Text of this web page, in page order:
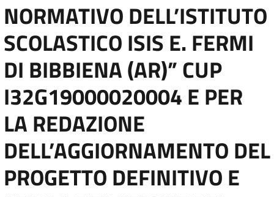
NORMATIVO DELL’ISTITUTO
SCOLASTICO ISIS E. FERMI
DI BIBBIENA (AR)” CUP
I32G19000020004 E PER
LA REDAZIONE
DELL’AGGIORNAMENTO DEL
PROGETTO DEFINITIVO E